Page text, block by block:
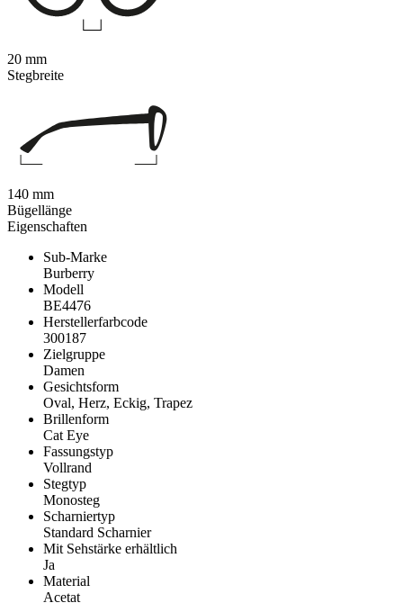
Eigenschaften
Sub-Marke
Burberry
Modell
BE4476
Herstellerfarbcode
300187
Zielgruppe
Damen
Gesichtsform
Oval, Herz, Eckig, Trapez
Brillenform
Cat Eye
Fassungstyp
Vollrand
Stegtyp
Monosteg
Scharniertyp
Standard Scharnier
Mit Sehstärke erhältlich
Ja
Material
Acetat
20 mm
Stegbreite
140 mm
Bügellänge